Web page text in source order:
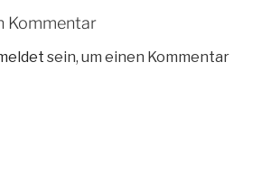
Kommentar
sein, um einen Kommentar